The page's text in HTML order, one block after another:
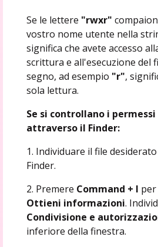
Se le lettere "rwxr"
vostro nome utente nella
significa che avete accesso
scrittura e all'esecuzione del
segno, ad esempio "r",
sola lettura.
Se si controllano i
attraverso il Finder:
1. Individuare il file
Finder.
2. Premere Command + I
Ottieni informazioni.
Condivisione e
inferiore della finestra.